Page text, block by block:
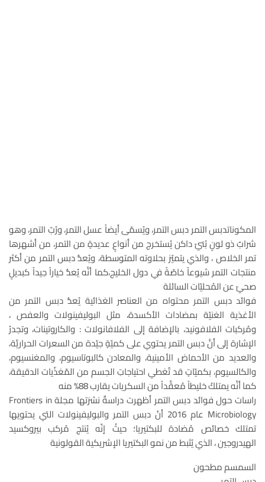
المكوناتدبس التمر دبس التمر، ويُسمّى أيضاً عسل التمر، ورُبّ التمر، وهو
شرابٌ ذو لونٍ بُنيّ داكن يُستخرج من أنواعٍ عديدةٍ من التمر، من أشهرها
تمر الخلاص ، والذي يتميّز بحلاوته المتوسطة، ويُعدُّ دبس التمر من أكثر
منتجات التمر شيوعاً خاصّةً في دول الخليج،كما أنَّه يُعدُّ خياراً جيداً كبديلٍ
صحيّ عن المُحليّات السائلة
فوائد دبس التمر محتواه من العناصر الغذائية يُعدُّ دبس التمر من
الأغذية الغنيّة بمضادات الأكسدة، مثل البوليفينولات والعفص ،
ومُركبات الفلافونيد، بالإضافة إلى الفلافانولات : والكاروتينات، وتجدرُ
الإشارة إلى أنَّ دبس التمر يحتوي على كميّةٍ جيّدة من السعرات الحراريَّة،
والعديد من الأحماض الأمينية، والمعادن كالبوتاسيوم، والمغنسيوم،
والكالسيوم، بكميّاتٍ قد تُغطي احتياجاتِ الجسم من المّغذّيات الدقيقة،
كما أنَّه يمتلكُ خليطاً مُعقَّداً من السكريات يقارب 88% منه
راسات حول فوائد دبس التمر أظهرت دراسةٌ نشرَتها مجلة Frontiers in
Microbiology عام 2016 أنّ دبس التمر والبوليفينولات التي يحتويها
تمتلك خصائص مُضادة للبكتيريا؛ حيثُ إنّه يُنتج مُركب بيروكسيد
الهيدروجين ، الذي يُثبط من نمو البكتيريا الإشريكية القولونية
السمسم مطحون